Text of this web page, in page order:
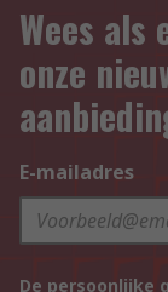
Wees als
onze
E-mailadres
De persoonlijke